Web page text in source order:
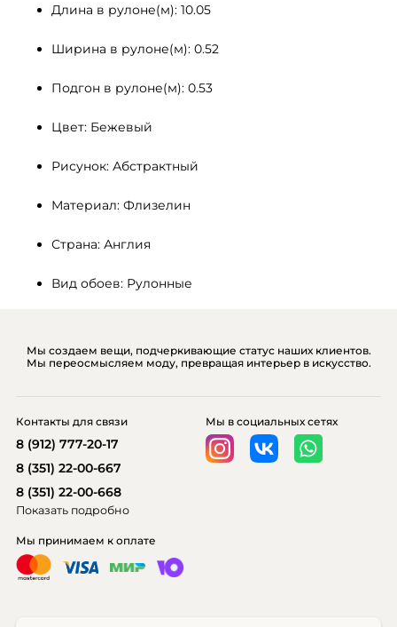
Длина в рулоне(м): 10.05
Ширина в рулоне(м): 0.52
Подгон в рулоне(м): 0.53
Цвет: Бежевый
Рисунок: Абстрактный
Материал: Флизелин
Страна: Англия
Вид обоев: Рулонные
Мы создаем вещи, подчеркивающие статус наших клиентов.
Мы переосмысляем моду, превращая интерьер в искусство.
Мы принимаем к оплате
Мы в социальных сетях
Контакты для связи
8 (912) 777-20-17
8 (351) 22-00-667
8 (351) 22-00-668
Показать подробно